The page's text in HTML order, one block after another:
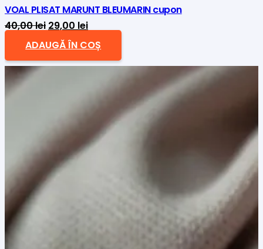
VOAL PLISAT MARUNT BLEUMARIN cupon
40,00lei Prețul
inițial
a
29,00 leiPrețul
curent
este:
29,00 lei.
ADAUGĂ ÎN COȘ